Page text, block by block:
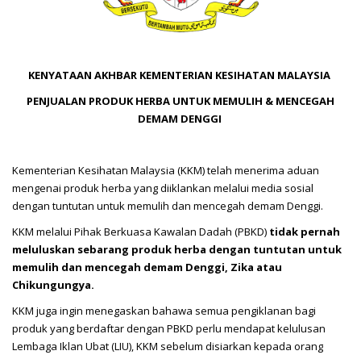
KENYATAAN AKHBAR KEMENTERIAN KESIHATAN MALAYSIA
PENJUALAN PRODUK HERBA UNTUK MEMULIH & MENCEGAH
DEMAM DENGGI
Kementerian Kesihatan Malaysia (KKM) telah menerima aduan
mengenai produk herba yang diiklankan melalui media sosial
dengan tuntutan untuk memulih dan mencegah demam Denggi.
KKM melalui Pihak Berkuasa Kawalan Dadah (PBKD) tidak pernah
meluluskan sebarang produk herba dengan tuntutan untuk
memulih dan mencegah demam Denggi, Zika atau
Chikungungya.
KKM juga ingin menegaskan bahawa semua pengiklanan bagi
produk yang berdaftar dengan PBKD perlu mendapat kelulusan
Lembaga Iklan Ubat (LIU), KKM sebelum disiarkan kepada orang